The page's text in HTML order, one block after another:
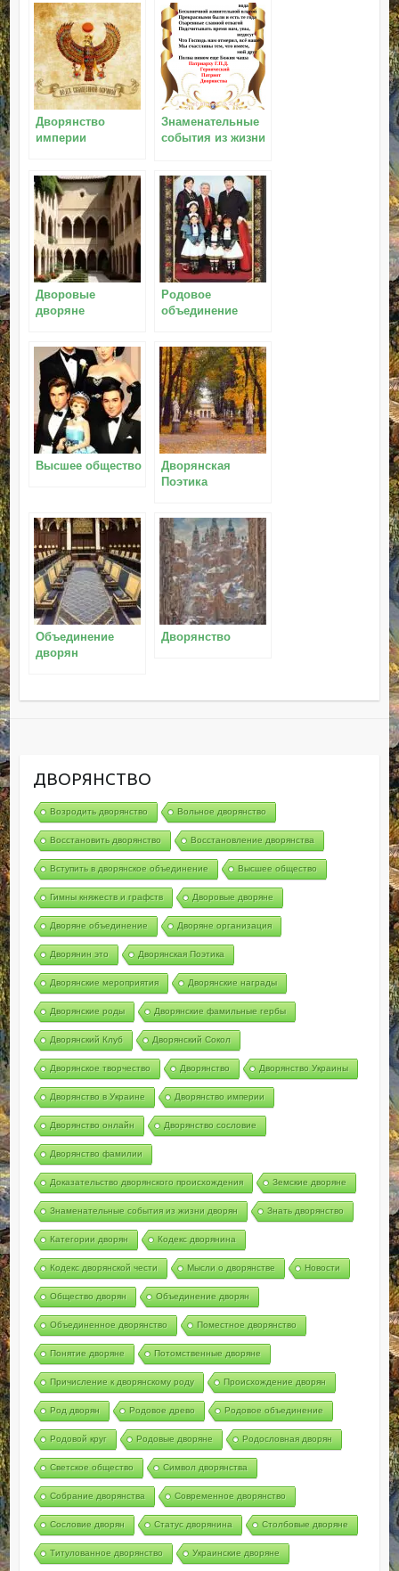
Дворянство
империи
Знаменательные
события из жизни
Дворовые
дворяне
Родовое
объединение
Высшее общество
Дворянская
Поэтика
Объединение
дворян
Дворянство
ДВОРЯНСТВО
Возродить дворянство Вольное дворянство
Восстановить дворянство Восстановление дворянства
Вступить в дворянское объединение Высшее общество
Гимны княжеств и графств Дворовые дворяне
Дворяне объединение Дворяне организация
Дворянин это Дворянская Поэтика
Дворянские мероприятия Дворянские награды
Дворянские роды Дворянские фамильные гербы
Дворянский Клуб Дворянский Сокол
Дворянское творчество Дворянство Дворянство Украины
Дворянство в Украине Дворянство империи
Дворянство онлайн Дворянство сословие
Дворянство фамилии
Доказательство дворянского происхождения Земские дворяне
Знаменательные события из жизни дворян Знать дворянство
Категории дворян Кодекс дворянина
Кодекс дворянской чести Мысли о дворянстве Новости
Общество дворян Объединение дворян
Объединенное дворянство Поместное дворянство
Понятие дворяне Потомственные дворяне
Причисление к дворянскому роду Происхождение дворян
Род дворян Родовое древо Родовое объединение
Родовой круг Родовые дворяне Родословная дворян
Светское общество Символ дворянства
Собрание дворянства Современное дворянство
Сословие дворян Статус дворянина Столбовые дворяне
Титулованное дворянство Украинские дворяне